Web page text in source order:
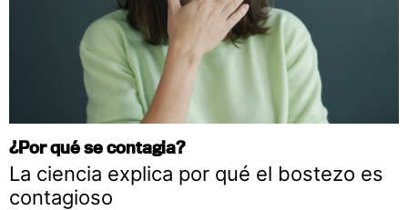
¿Por qué se contagia?
La ciencia explica por qué el bostezo es
contagioso